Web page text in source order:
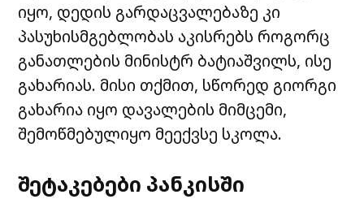
იყო, დედის გარდაცვალებაზე კი
პასუხისმგებლობას აკისრებს როგორც
განათლების მინისტრ ბატიაშვილს, ისე
გახარიას. მისი თქმით, სწორედ გიორგი
გახარია იყო დავალების მიმცემი,
შემოწმებულიყო მეექვსე სკოლა.
შეტაკებები პანკისში